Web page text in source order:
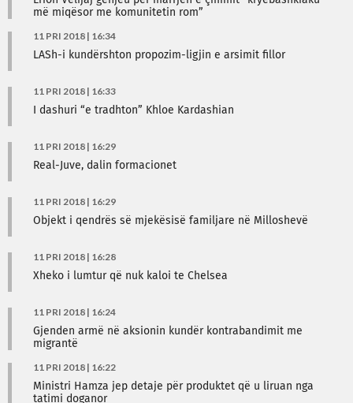
më miqësor me komunitetin rom”
11 PRI 2018 | 16:34
LASh-i kundërshton propozim-ligjin e arsimit fillor
11 PRI 2018 | 16:33
I dashuri “e tradhton” Khloe Kardashian
11 PRI 2018 | 16:29
Real-Juve, dalin formacionet
11 PRI 2018 | 16:29
Objekt i qendrës së mjekësisë familjare në Milloshevë
11 PRI 2018 | 16:28
Xheko i lumtur që nuk kaloi te Chelsea
11 PRI 2018 | 16:24
Gjenden armë në aksionin kundër kontrabandimit me
migrantë
11 PRI 2018 | 16:22
Ministri Hamza jep detaje për produktet që u liruan nga
tatimi doganor